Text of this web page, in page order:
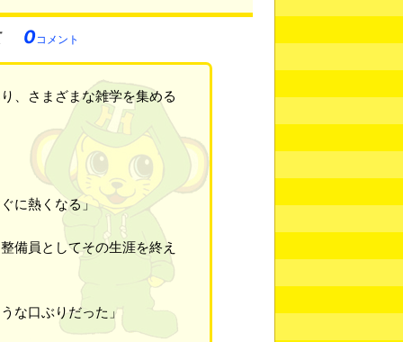
0コメント
、さまざまな雑学を集める
に熱くなる」
備員としてその生涯を終え
な口ぶりだった」